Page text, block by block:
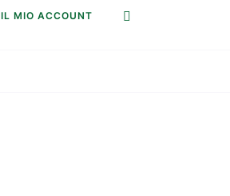
IL MIO ACCOUNT